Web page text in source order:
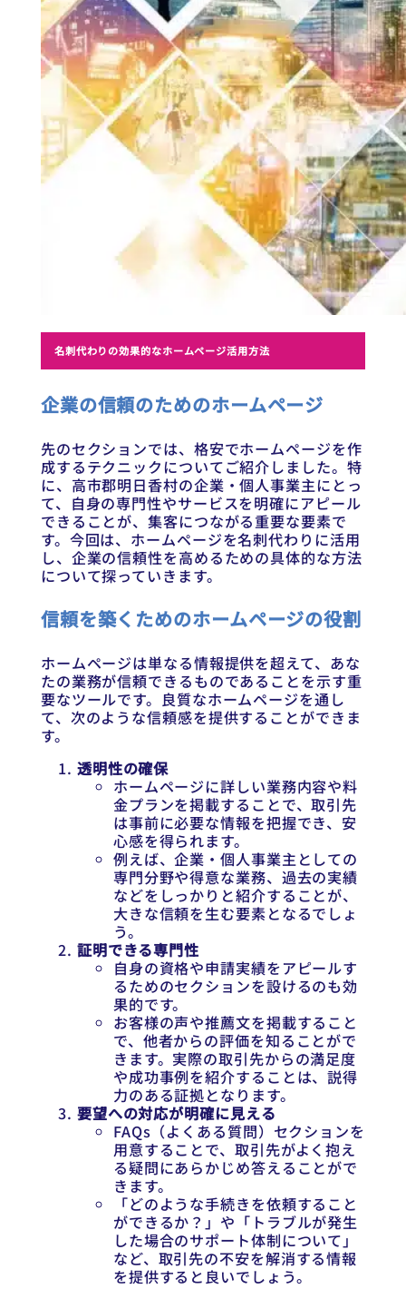
名刺代わりの効果的なホームページ活用方法
企業の信頼のためのホームページ
先のセクションでは、格安でホームページを作
成するテクニックについてご紹介しました。特
に、高市郡明日香村の企業・個人事業主にとっ
て、自身の専門性やサービスを明確にアピール
できることが、集客につながる重要な要素で
す。今回は、ホームページを名刺代わりに活用
し、企業の信頼性を高めるための具体的な方法
について探っていきます。
信頼を築くためのホームページの役割
ホームページは単なる情報提供を超えて、あな
たの業務が信頼できるものであることを示す重
要なツールです。良質なホームページを通し
て、次のような信頼感を提供することができま
す。
透明性の確保
ホームページに詳しい業務内容や料
金プランを掲載することで、取引先
は事前に必要な情報を把握でき、安
心感を得られます。
例えば、企業・個人事業主としての
専門分野や得意な業務、過去の実績
などをしっかりと紹介することが、
大きな信頼を生む要素となるでしょ
う。
証明できる専門性
自身の資格や申請実績をアピールす
るためのセクションを設けるのも効
果的です。
お客様の声や推薦文を掲載すること
で、他者からの評価を知ることがで
きます。実際の取引先からの満足度
や成功事例を紹介することは、説得
力のある証拠となります。
要望への対応が明確に見える
FAQs（よくある質問）セクションを
用意することで、取引先がよく抱え
る疑問にあらかじめ答えることがで
きます。
「どのような手続きを依頼すること
ができるか？」や「トラブルが発生
した場合のサポート体制について」
など、取引先の不安を解消する情報
を提供すると良いでしょう。